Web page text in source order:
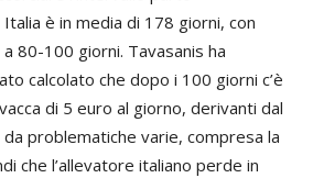
è in media di 178 giorni, con
80-100 giorni. Tavasanis ha
calcolato che dopo i 100 giorni c’è
di 5 euro al giorno, derivanti dal
problematiche varie, compresa la
che l’allevatore italiano perde in